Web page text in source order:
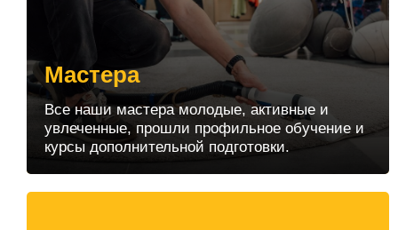
Мастера
Все наши мастера молодые, активные и
увлеченные, прошли профильное обучение и
курсы дополнительной подготовки.